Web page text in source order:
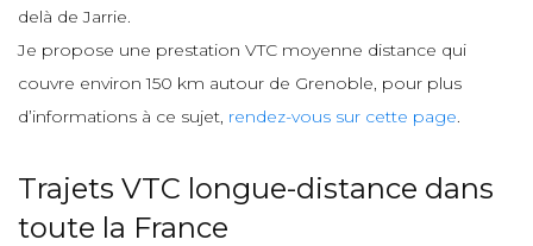
delà de Jarrie.
Je propose une prestation VTC moyenne distance qui
couvre environ 150 km autour de Grenoble, pour plus
d’informations à ce sujet, rendez-vous sur cette page.
Trajets VTC longue-distance dans
toute la France